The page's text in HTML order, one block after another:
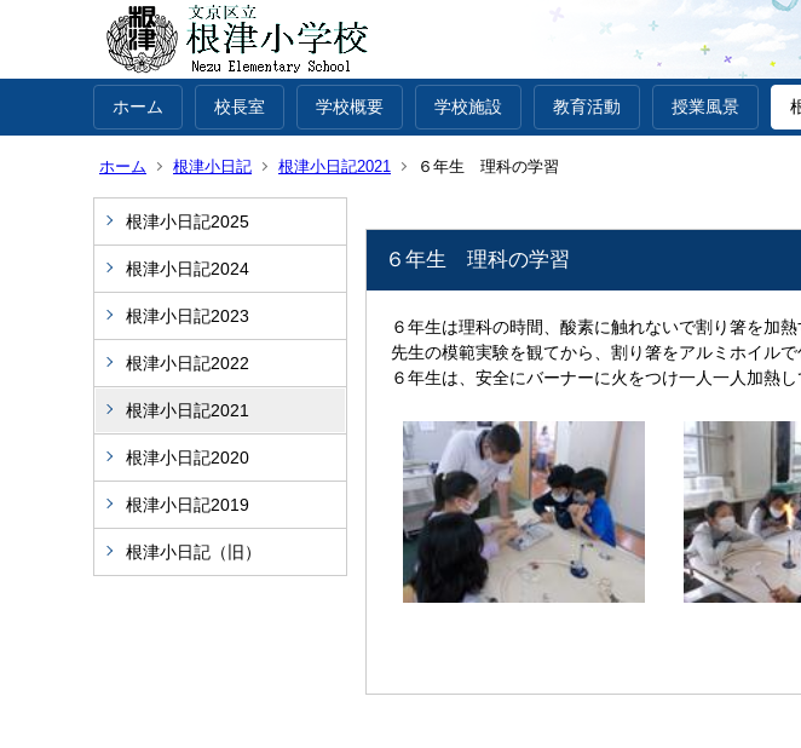
ホーム 校長室 学校概要 学校施設 教育活動 授業風景
ホーム 根津小日記 根津小日記2021 ６年生 理科の学習
根津小日記2025
根津小日記2024
根津小日記2023
根津小日記2022
根津小日記2021
根津小日記2020
根津小日記2019
根津小日記（旧）
６年生 理科の学習
６年生は理科の時間、酸素に触れないで割り箸を加
先生の模範実験を観てから、割り箸をアルミホイル
６年生は、安全にバーナーに火をつけ一人一人加熱